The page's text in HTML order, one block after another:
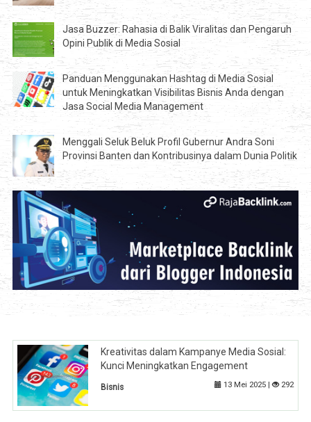
Jasa Buzzer: Rahasia di Balik Viralitas dan Pengaruh
Opini Publik di Media Sosial
Panduan Menggunakan Hashtag di Media Sosial
untuk Meningkatkan Visibilitas Bisnis Anda dengan
Jasa Social Media Management
Menggali Seluk Beluk Profil Gubernur Andra Soni
Provinsi Banten dan Kontribusinya dalam Dunia Politik
Kreativitas dalam Kampanye Media Sosial:
Kunci Meningkatkan Engagement
Bisnis 13 Mei 2025 | 292